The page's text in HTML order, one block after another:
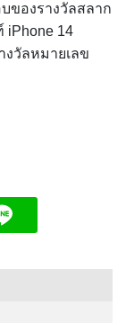
ของรางวัลสลาก
iPhone 14
งวัลหมายเลข